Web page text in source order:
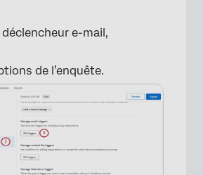
déclencheur e-mail,
de l’enquête.